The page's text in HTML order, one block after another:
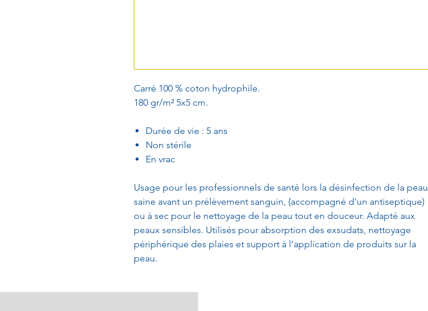
Carré 100 % coton hydrophile.
180 gr/m² 5x5 cm.
Durée de vie : 5 ans
Non stérile
En vrac
Usage pour les professionnels de santé lors la désinfection de la peau
saine avant un prélèvement sanguin, (accompagné d'un antiseptique)
ou à sec pour le nettoyage de la peau tout en douceur. Adapté aux
peaux sensibles. Utilisés pour absorption des exsudats, nettoyage
périphérique des plaies et support à l’application de produits sur la
peau.